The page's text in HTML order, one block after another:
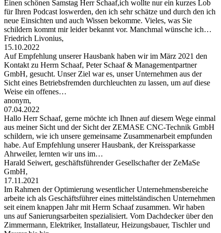
Einen schönen Samstag Herr Schaaf,ich wollte nur ein kurzes Lob
für Ihren Podcast loswerden, den ich sehr schätze und durch den ich
neue Einsichten und auch Wissen bekomme. Vieles, was Sie
schildern kommt mir leider bekannt vor. Manchmal wünsche ich…
Friedrich Livonius,
15.10.2022
Auf Empfehlung unserer Hausbank haben wir im März 2021 den
Kontakt zu Herrn Schaaf, Peter Schaaf & Managementpartner
GmbH, gesucht. Unser Ziel war es, unser Unternehmen aus der
Sicht eines Betriebsfremden durchleuchten zu lassen, um auf diese
Weise ein offenes…
anonym,
07.04.2022
Hallo Herr Schaaf, gerne möchte ich Ihnen auf diesem Wege einmal
aus meiner Sicht und der Sicht der ZEMASE CNC-Technik GmbH
schildern, wie ich unsere gemeinsame Zusammenarbeit empfunden
habe. Auf Empfehlung unserer Hausbank, der Kreissparkasse
Ahrweiler, lernten wir uns im…
Harald Seiwert, geschäftsführender Gesellschafter der ZeMaSe
GmbH,
17.11.2021
Im Rahmen der Optimierung wesentlicher Unternehmensbereiche
arbeite ich als Geschäftsführer eines mittelständischen Unternehmen
seit einem knappen Jahr mit Herrn Schaaf zusammen. Wir haben
uns auf Sanierungsarbeiten spezialisiert. Vom Dachdecker über den
Zimmermann, Elektriker, Installateur, Heizungsbauer, Tischler und